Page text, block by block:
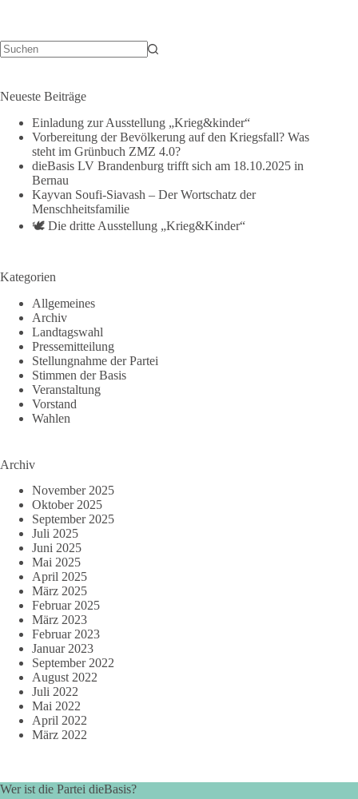
Neueste Beiträge
Einladung zur Ausstellung „Krieg&kinder“
Vorbereitung der Bevölkerung auf den Kriegsfall? Was
steht im Grünbuch ZMZ 4.0?
dieBasis LV Brandenburg trifft sich am 18.10.2025 in
Bernau
Kayvan Soufi-Siavash – Der Wortschatz der
Menschheitsfamilie
🕊️ Die dritte Ausstellung „Krieg&Kinder“
Kategorien
Allgemeines
Archiv
Landtagswahl
Pressemitteilung
Stellungnahme der Partei
Stimmen der Basis
Veranstaltung
Vorstand
Wahlen
Archiv
November 2025
Oktober 2025
September 2025
Juli 2025
Juni 2025
Mai 2025
April 2025
März 2025
Februar 2025
März 2023
Februar 2023
Januar 2023
September 2022
August 2022
Juli 2022
Mai 2022
April 2022
März 2022
Wer ist die Partei dieBasis?